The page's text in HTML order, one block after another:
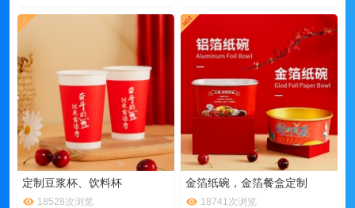
定制豆浆杯、饮料杯
18528次浏览
金箔纸碗，金箔餐盒定制
18741次浏览